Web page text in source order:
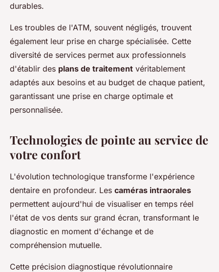
durables.
Les troubles de l'ATM, souvent négligés, trouvent
également leur prise en charge spécialisée. Cette
diversité de services permet aux professionnels
d'établir des plans de traitement véritablement
adaptés aux besoins et au budget de chaque patient,
garantissant une prise en charge optimale et
personnalisée.
Technologies de pointe au service de
votre confort
L'évolution technologique transforme l'expérience
dentaire en profondeur. Les caméras intraorales
permettent aujourd'hui de visualiser en temps réel
l'état de vos dents sur grand écran, transformant le
diagnostic en moment d'échange et de
compréhension mutuelle.
Cette précision diagnostique révolutionnaire